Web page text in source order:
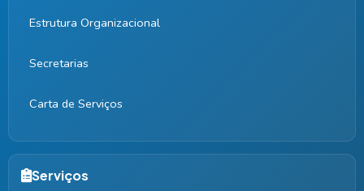
Estrutura Organizacional
Secretarias
Carta de Serviços
Serviços